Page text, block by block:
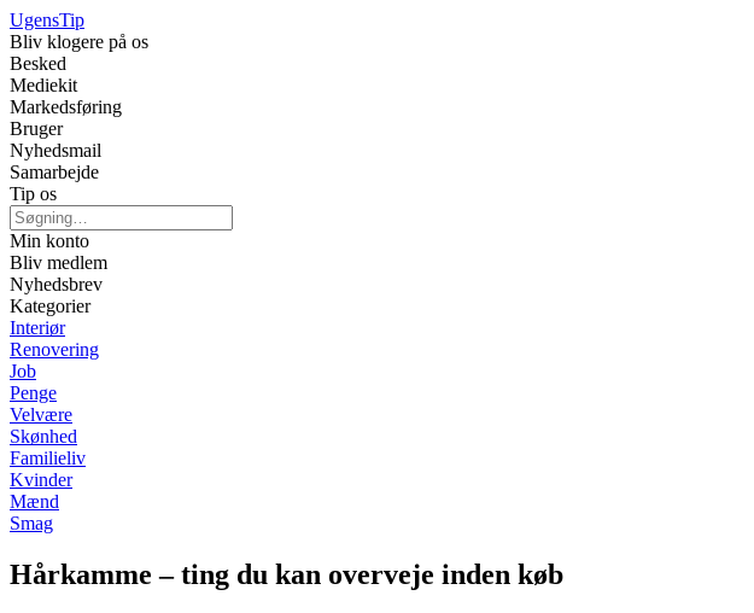
UgensTip
Bliv klogere på os
Besked
Mediekit
Markedsføring
Bruger
Nyhedsmail
Samarbejde
Tip os
Min konto
Bliv medlem
Nyhedsbrev
Kategorier
Interiør
Renovering
Job
Penge
Velvære
Skønhed
Familieliv
Kvinder
Mænd
Smag
Hårkamme – ting du kan overveje inden køb